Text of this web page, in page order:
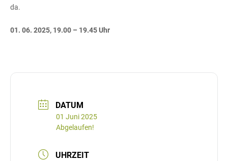
da.
01. 06. 2025, 19.00 – 19.45 Uhr
DATUM
01 Juni 2025
Abgelaufen!
UHRZEIT